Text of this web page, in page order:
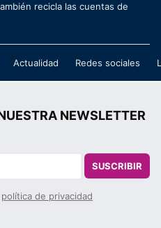
recicla las cuentas de
Actualidad Redes sociales
NEWSLETTER
SUSCRIBIR
política de privacidad